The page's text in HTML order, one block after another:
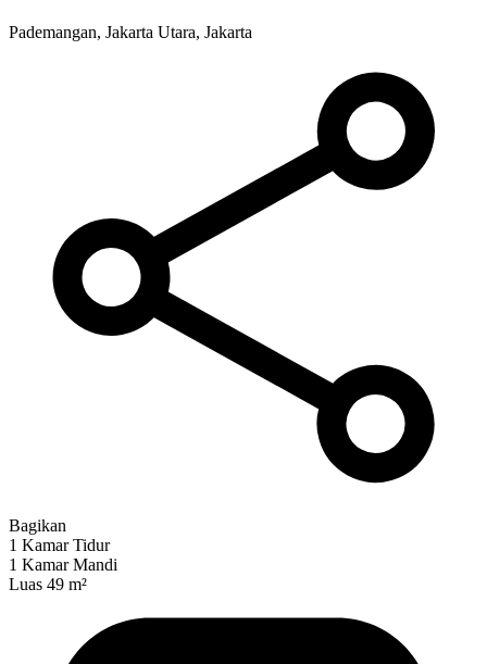
Pademangan, Jakarta Utara, Jakarta
Bagikan
1 Kamar Tidur
1 Kamar Mandi
Luas 49 m²